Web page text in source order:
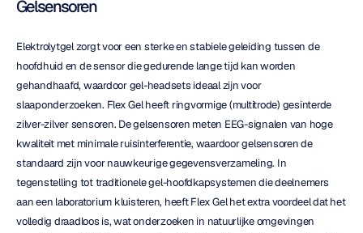
Gelsensoren
Elektrolytgel zorgt voor een sterke en stabiele geleiding tussen de
hoofdhuid en de sensor die gedurende lange tijd kan worden
gehandhaafd, waardoor gel-headsets ideaal zijn voor
slaaponderzoeken. Flex Gel heeft ringvormige (multitrode) gesinterde
zilver-zilver sensoren. De gelsensoren meten EEG-signalen van hoge
kwaliteit met minimale ruisinterferentie, waardoor gelsensoren de
standaard zijn voor nauwkeurige gegevensverzameling. In
tegenstelling tot traditionele gel-hoofdkapsystemen die deelnemers
aan een laboratorium kluisteren, heeft Flex Gel het extra voordeel dat het
volledig draadloos is, wat onderzoeken in natuurlijke omgevingen